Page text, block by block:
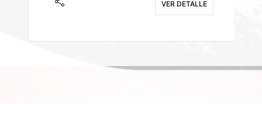
VER DETALLE